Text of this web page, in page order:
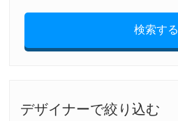
検索する
デザイナーで絞り込む